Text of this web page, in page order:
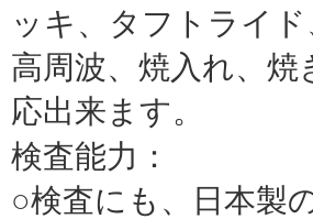
ッキ、タフトライド
高周波、焼入れ、
応出来ます。
検査能力：
○検査にも、日本製